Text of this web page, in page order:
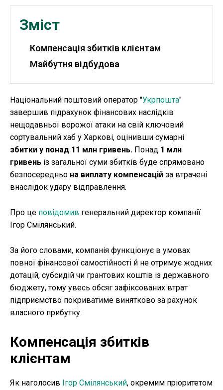
Зміст
Компенсація збитків клієнтам
Майбутня відбудова
Національний поштовий оператор "Укрпошта"
завершив підрахунок фінансових наслідків
нещодавньої ворожої атаки на свій ключовий
сортувальний хаб у Харкові, оцінивши сумарні
збитки у понад 11 млн гривень. Понад 1 млн
гривень із загальної суми збитків буде спрямовано
безпосередньо на виплату компенсацій за втрачені
внаслідок удару відправлення.
Про це повідомив генеральний директор компанії
Ігор Смілянський.
За його словами, компанія функціонує в умовах
повної фінансової самостійності й не отримує жодних
дотацій, субсидій чи грантових коштів із державного
бюджету, тому увесь обсяг зафіксованих втрат
підприємство покриватиме винятково за рахунок
власного прибутку.
Компенсація збитків
клієнтам
Як наголосив Ігор Смілянський, окремим пріоритетом